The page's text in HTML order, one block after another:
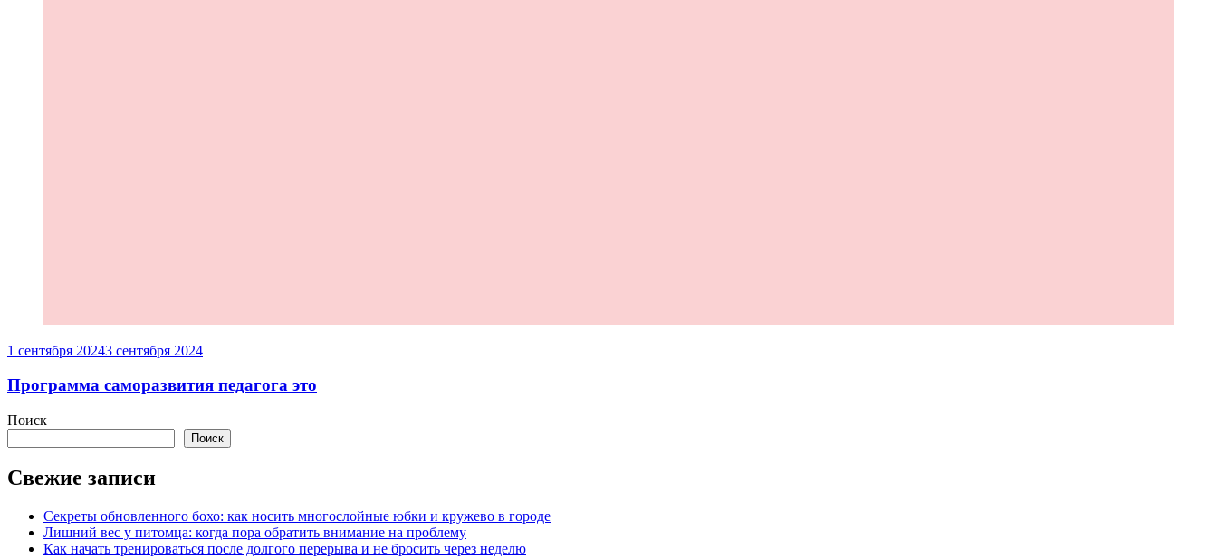
1 сентября 20243 сентября 2024
Программа саморазвития педагога это
Поиск
Поиск
Свежие записи
Секреты обновленного бохо: как носить многослойные юбки и кружево в городе
Лишний вес у питомца: когда пора обратить внимание на проблему
Как начать тренироваться после долгого перерыва и не бросить через неделю